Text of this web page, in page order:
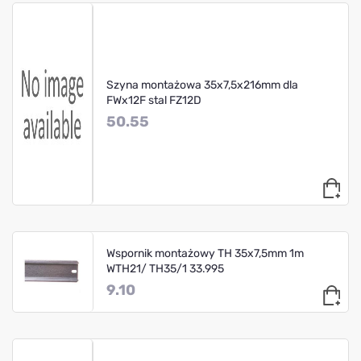
Szyna montażowa 35x7,5x216mm dla
FWx12F stal FZ12D
50.55
Wspornik montażowy TH 35x7,5mm 1m
WTH21/ TH35/1 33.995
9.10